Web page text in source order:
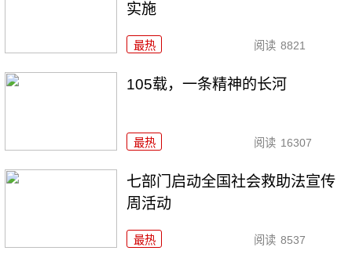
实施
最热 阅读 8821
105载，一条精神的长河
最热 阅读 16307
七部门启动全国社会救助法宣传
周活动
最热 阅读 8537